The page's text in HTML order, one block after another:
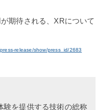
期待される、XRについて
release/show/press_id/2683
験を提供する技術の総称